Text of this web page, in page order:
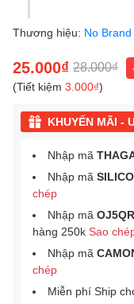
Thương hiệu: No Brand
25.000₫ 28.000₫
(Tiết kiệm 3.000₫)
KHUYẾN MÃI -
Nhập mã
Nhập mã
chép
Nhập mã
hàng 250k Sao
Nhập mã
chép
Miễn phí Ship